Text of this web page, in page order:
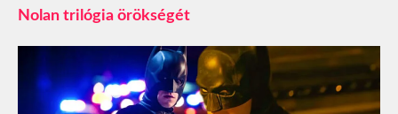
Nolan trilógia örökségét